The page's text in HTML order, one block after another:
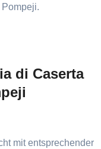
di Caserta
mit entsprechender